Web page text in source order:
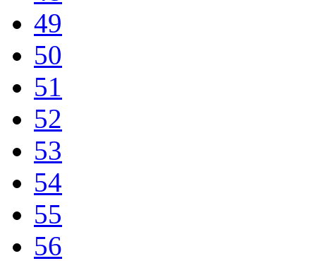
49
50
51
52
53
54
55
56